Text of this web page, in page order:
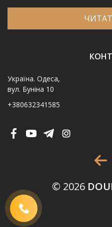
Україна. Одеса,
вул. Буніна 10
+380632341585
© 2026
Код, зображений на картинці